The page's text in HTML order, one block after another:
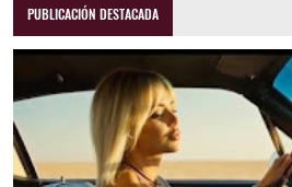
PUBLICACIÓN DESTACADA